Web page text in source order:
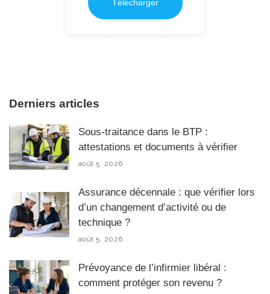
Télécharger
Derniers articles
Sous-traitance dans le BTP :
attestations et documents à vérifier
août 5, 2026
Assurance décennale : que vérifier lors
d’un changement d’activité ou de
technique ?
août 5, 2026
Prévoyance de l’infirmier libéral :
comment protéger son revenu ?